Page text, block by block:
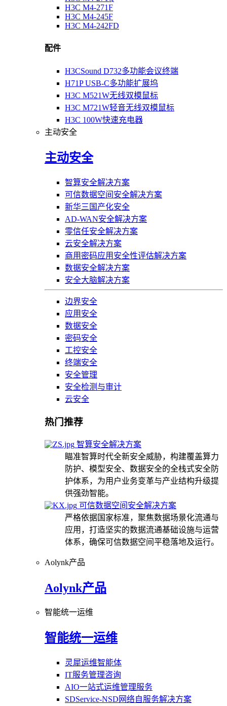
H3C M4-271F
H3C M4-245F
H3C M4-242FD
配件
H3CSound D732多功能会议终端
H71P USB-C多功能扩展坞
H3C M521W无线双模鼠标
H3C M721W轻音无线双模鼠标
H3C 100W快速充电器
主动安全
主动安全
智算安全解决方案
可信数据空间安全解决方案
新华三国产化安全
AD-WAN安全解决方案
零信任安全解决方案
云安全解决方案
商用密码应用安全性评估解决方案
数据安全解决方案
安全大脑解决方案
边界安全
应用安全
数据安全
密码安全
工控安全
终端安全
安全管理
安全检测与审计
云安全
热门推荐
智算安全解决方案
瞄准智算时代全新安全威胁，构建覆盖算力
防护、模型安全、数据安全的全栈式安全防
护体系，为用户业务变革与产业结构升级提
供强劲智能。
可信数据空间安全解决方案
严格依据国家标准，聚焦数据场景化流通与
应用，打造坚实的数据流通基础设施与运营
体系，确保可信数据空间平稳落地及运行。
Aolynk产品
Aolynk产品
智能统一运维
智能统一运维
灵犀运维智能体
IT服务管理咨询
AIO一站式运维管理服务
SDService-NSD网络自服务解决方案